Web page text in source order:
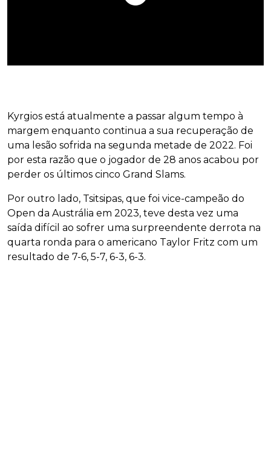
Kyrgios está atualmente a passar algum tempo à
margem enquanto continua a sua recuperação de
uma lesão sofrida na segunda metade de 2022. Foi
por esta razão que o jogador de 28 anos acabou por
perder os últimos cinco Grand Slams.
Por outro lado, Tsitsipas, que foi vice-campeão do
Open da Austrália em 2023, teve desta vez uma
saída difícil ao sofrer uma surpreendente derrota na
quarta ronda para o americano Taylor Fritz com um
resultado de 7-6, 5-7, 6-3, 6-3.